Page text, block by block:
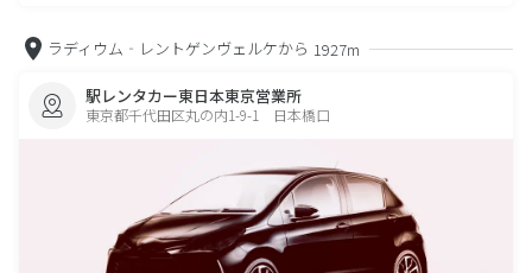
ラディウム‐レントゲンヴェルケから 1927m
駅レンタカー東日本東京営業所
東京都千代田区丸の内1-9-1 日本橋口